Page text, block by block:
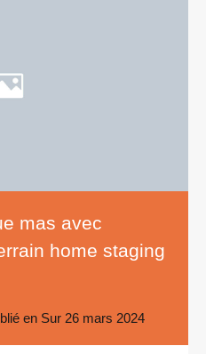
mas avec
home staging
en Sur 26 mars 2024